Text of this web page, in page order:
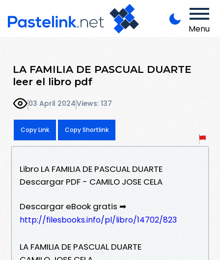
Menu
LA FAMILIA DE PASCUAL DUARTE
leer el libro pdf
03 April 2024Views: 137
Copy Link Copy Shortlink
Libro LA FAMILIA DE PASCUAL DUARTE
Descargar PDF - CAMILO JOSE CELA
Descargar eBook gratis ➡
http://filesbooks.info/pl/libro/14702/823
LA FAMILIA DE PASCUAL DUARTE